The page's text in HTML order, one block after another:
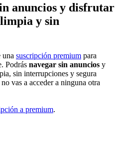
anuncios y disfrutar
y sin
una suscripción premium para
Podrás navegar sin anuncios y
sin interrupciones y segura
no vas a acceder a ninguna otra
a premium.